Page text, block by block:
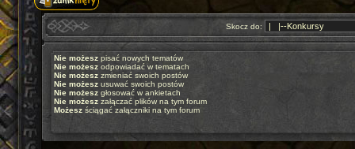
Skocz do:
Nie możesz pisać nowych tematów
Nie możesz odpowiadać w tematach
Nie możesz zmieniać swoich postów
Nie możesz usuwać swoich postów
Nie możesz głosować w ankietach
Nie możesz załączać plików na tym forum
Możesz ściągać załączniki na tym forum